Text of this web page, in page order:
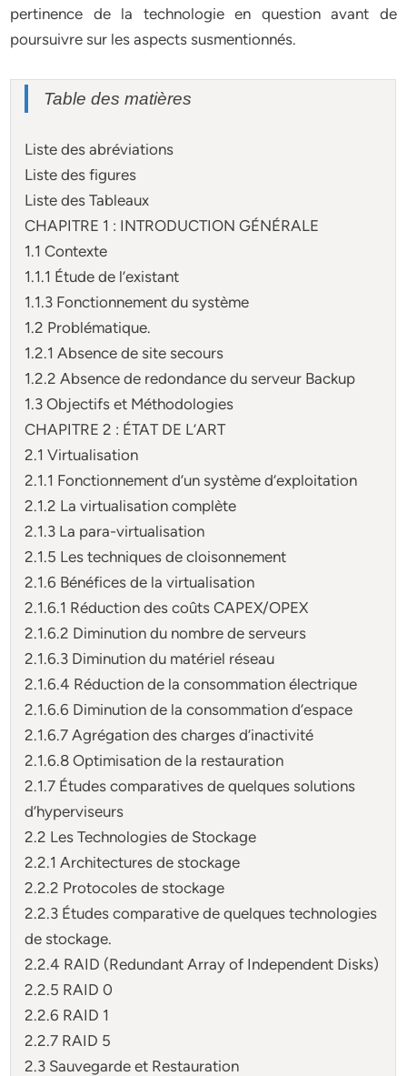
pertinence de la technologie en question avant de
poursuivre sur les aspects susmentionnés.
Table des matières
Liste des abréviations
Liste des figures
Liste des Tableaux
CHAPITRE 1 : INTRODUCTION GÉNÉRALE
1.1 Contexte
1.1.1 Étude de l’existant
1.1.3 Fonctionnement du système
1.2 Problématique.
1.2.1 Absence de site secours
1.2.2 Absence de redondance du serveur Backup
1.3 Objectifs et Méthodologies
CHAPITRE 2 : ÉTAT DE L’ART
2.1 Virtualisation
2.1.1 Fonctionnement d’un système d’exploitation
2.1.2 La virtualisation complète
2.1.3 La para-virtualisation
2.1.5 Les techniques de cloisonnement
2.1.6 Bénéfices de la virtualisation
2.1.6.1 Réduction des coûts CAPEX/OPEX
2.1.6.2 Diminution du nombre de serveurs
2.1.6.3 Diminution du matériel réseau
2.1.6.4 Réduction de la consommation électrique
2.1.6.6 Diminution de la consommation d’espace
2.1.6.7 Agrégation des charges d’inactivité
2.1.6.8 Optimisation de la restauration
2.1.7 Études comparatives de quelques solutions
d’hyperviseurs
2.2 Les Technologies de Stockage
2.2.1 Architectures de stockage
2.2.2 Protocoles de stockage
2.2.3 Études comparative de quelques technologies
de stockage.
2.2.4 RAID (Redundant Array of Independent Disks)
2.2.5 RAID 0
2.2.6 RAID 1
2.2.7 RAID 5
2.3 Sauvegarde et Restauration